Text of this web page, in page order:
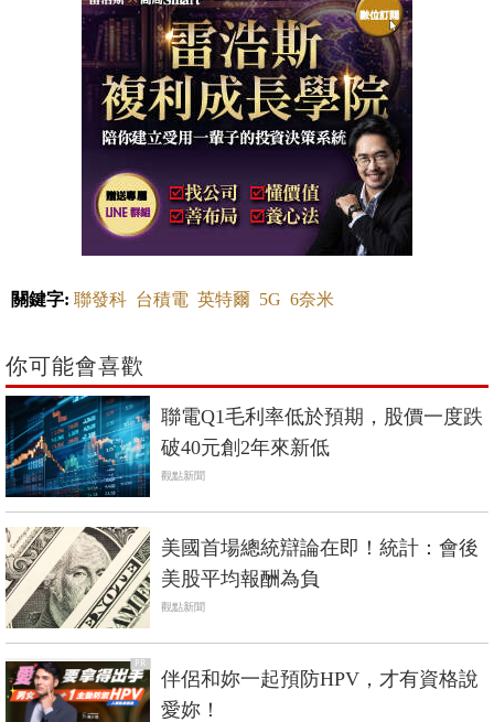
關鍵字: 聯發科 台積電 英特爾 5G 6奈米
你可能會喜歡
聯電Q1毛利率低於預期，股價一度跌
破40元創2年來新低
觀點新聞
美國首場總統辯論在即！統計：會後
美股平均報酬為負
觀點新聞
PR
伴侶和妳一起預防HPV，才有資格說
愛妳！